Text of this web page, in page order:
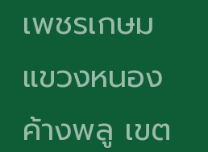
เพชรเกษม
แขวงหนอง
ค้างพลู เขต